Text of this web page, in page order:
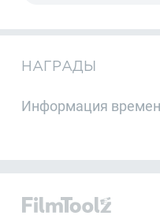
НАГРАДЫ
Информация